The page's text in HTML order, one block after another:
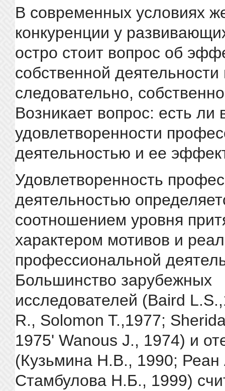
В современных условиях
конкуренции у
остро стоит вопрос об
собственной деятельности
следовательно,
Возникает вопрос: есть ли
удовлетворенности
деятельностью и ее
Удовлетворенность
деятельностью
соотношением уровня
характером мотивов и
профессиональной
Большинство зарубежных
исследователей (Baird
R., Solomon T.,1977;
1975' Wanous J., 1974) и
(Кузьмина Н.В., 1990;
Стамбулова Н.Б., 1999)